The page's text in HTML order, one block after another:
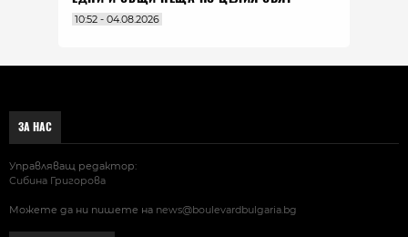
10:52 - 04.08.2026
ЗА НАС
Управляващ редактор:
Сибина Григорова
Можете да ни пишете на news@boulevardbulgaria.bg